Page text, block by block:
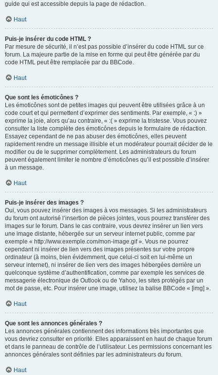
guide qui est accessible depuis la page de rédaction.
Haut
Puis-je insérer du code HTML ?
Par mesure de sécurité, il n’est pas possible d’insérer du code HTML sur ce
forum. La majeure partie de la mise en forme qui peut être générée par du
code HTML peut être remplacée par du BBCode.
Haut
Que sont les émoticônes ?
Les émoticônes sont de petites images qui peuvent être utilisées grâce à un
code court et qui permettent d’exprimer des sentiments. Par exemple, « :) »
exprime la joie, alors qu’au contraire, « :( » exprime la tristesse. Vous pouvez
consulter la liste complète des émoticônes depuis le formulaire de rédaction.
Essayez cependant de ne pas abuser des émoticônes, elles peuvent
rapidement rendre un message illisible et un modérateur pourrait décider de le
modifier ou de le supprimer complètement. Les administrateurs du forum
peuvent également limiter le nombre d’émoticônes qu’il est possible d’insérer
à un message.
Haut
Puis-je insérer des images ?
Oui, vous pouvez insérer des images à vos messages. Si les administrateurs
du forum ont autorisé l’insertion de pièces jointes, vous pourrez transférer des
images sur le forum. Dans le cas contraire, vous devrez insérer un lien vers
une image distante, hébergée sur un serveur internet public, comme par
exemple « http://www.exemple.com/mon-image.gif ». Vous ne pourrez
cependant ni insérer de lien vers des images présentes sur votre propre
ordinateur (à moins, bien évidemment, que celui-ci soit en lui-même un
serveur internet), ni insérer de lien vers des images hébergées derrière un
quelconque système d’authentification, comme par exemple les services de
messagerie électronique de Outlook ou de Yahoo, les sites protégés par un
mot de passe, etc. Pour insérer une image, utilisez la balise BBCode « [img] ».
Haut
Que sont les annonces générales ?
Les annonces générales contiennent des informations très importantes que
vous devriez consulter en priorité. Elles apparaissent en haut de chaque forum
et dans le panneau de contrôle de l’utilisateur. Les permissions concernant les
annonces générales sont définies par les administrateurs du forum.
Haut